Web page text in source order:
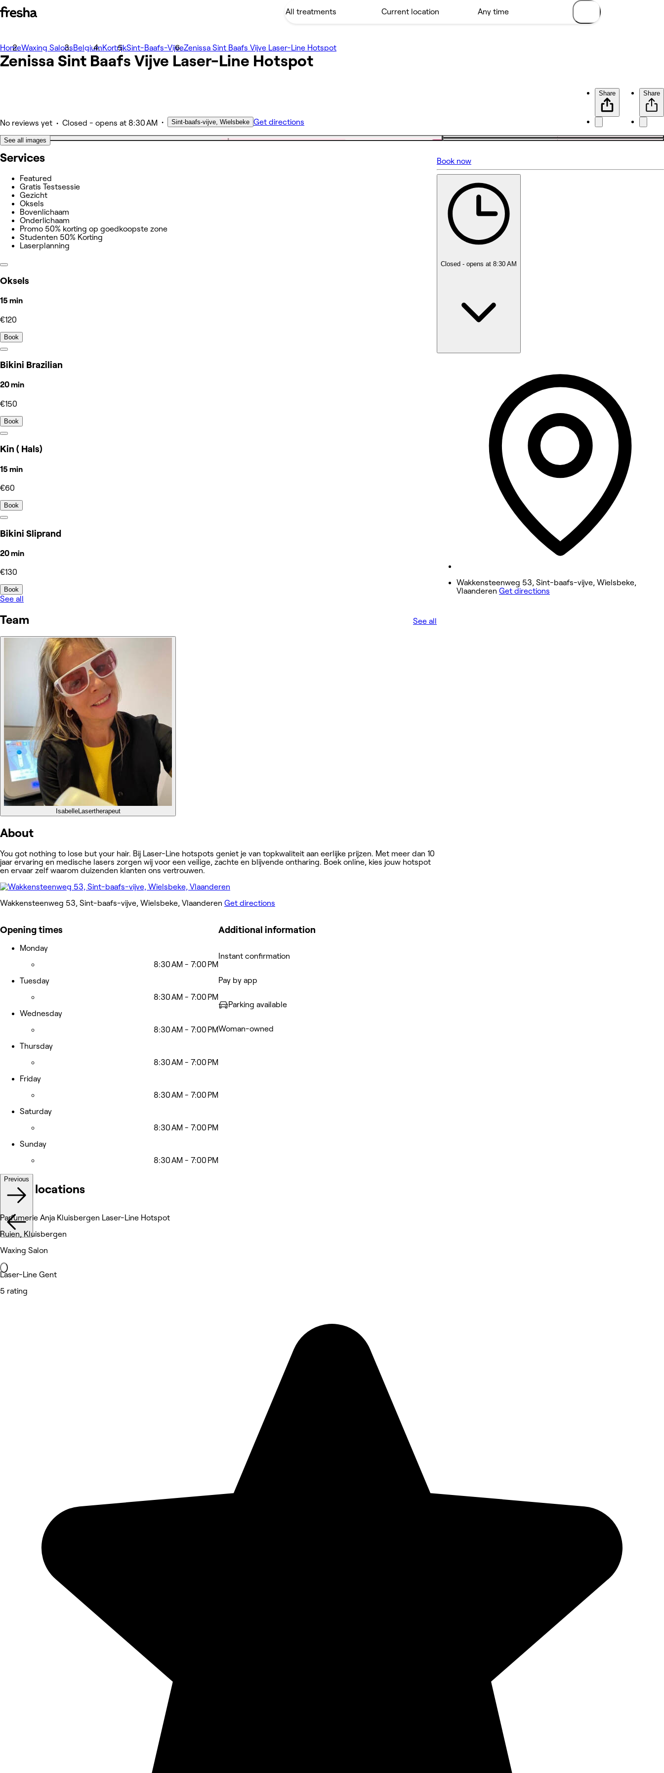
Photos
About
Services
HomeWaxing SalonsBelgiumKortrijkSint-Baafs-VijveZenissa Sint Baafs Vijve Laser-Line Hotspot
Zenissa Sint Baafs Vijve Laser-Line Hotspot
No reviews yet • Closed - opens at 8:30 AM • Sint-baafs-vijve, Wielsbeke Get directions
Share Share
See all images
Services
Featured
Gratis Testsessie
Gezicht
Oksels
Bovenlichaam
Onderlichaam
Promo 50% korting op goedkoopste zone
Studenten 50% Korting
Laserplanning
Oksels
15 min
€120
Book
Bikini Brazilian
20 min
€150
Book
Kin ( Hals)
15 min
€60
Book
Bikini Sliprand
20 min
€130
Book
See all
Team See all
IsabelleLasertherapeut
About
You got nothing to lose but your hair. Bij Laser-Line hotspots geniet je van topkwaliteit aan eerlijke prijzen. Met meer dan 10
jaar ervaring en medische lasers zorgen wij voor een veilige, zachte en blijvende ontharing. Boek online, kies jouw hotspot
en ervaar zelf waarom duizenden klanten ons vertrouwen.
Opening times
Monday
8:30 AM - 7:00 PM
Tuesday
8:30 AM - 7:00 PM
Wednesday
8:30 AM - 7:00 PM
Thursday
8:30 AM - 7:00 PM
Friday
8:30 AM - 7:00 PM
Saturday
8:30 AM - 7:00 PM
Sunday
8:30 AM - 7:00 PM
Additional information
Instant confirmation
Pay by app
Parking available
Woman-owned
Wakkensteenweg 53, Sint-baafs-vijve, Wielsbeke, Vlaanderen Get directions
No reviews yet
Book now
Closed - opens at 8:30 AM
8:30 AM - 7:00 PM
Wednesday
8:30 AM - 7:00 PM
8:30 AM - 7:00 PM
8:30 AM - 7:00 PM
8:30 AM - 7:00 PM
Wakkensteenweg 53, Sint-baafs-vijve, Wielsbeke,
Vlaanderen Get directions
Other locations
Previous
Parfumerie Anja Kluisbergen Laser-Line Hotspot
Ruien, Kluisbergen
Waxing Salon
Laser-Line Gent
5 rating